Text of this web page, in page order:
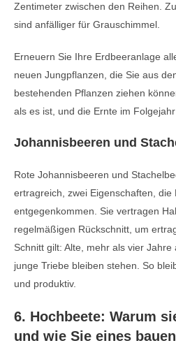
Zentimeter zwischen den Reihen.
sind anfälliger für Grauschimmel.
Erneuern Sie Ihre Erdbeeranlage
neuen Jungpflanzen, die Sie aus
bestehenden Pflanzen ziehen
als es ist, und die Ernte im
Johannisbeeren und
Rote Johannisbeeren und
ertragreich, zwei Eigenschaften, die
entgegenkommen. Sie vertragen
regelmäßigen Rückschnitt, um
Schnitt gilt: Alte, mehr als vier Jahre
junge Triebe bleiben stehen. So
und produktiv.
6. Hochbeete: Warum
und wie Sie eines bauen